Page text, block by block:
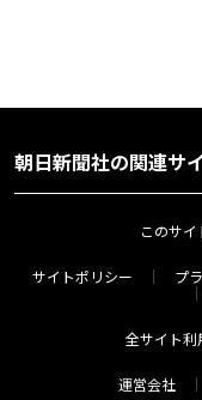
朝日新聞社の関連サ
このサ
サイトポリシー プ
全サイト利
運営会社